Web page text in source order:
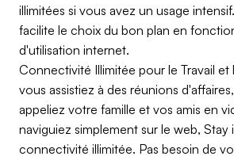
illimitées si vous avez un usage
facilite le choix du bon plan en
d'utilisation internet.
Connectivité Illimitée pour le Travail et
vous assistiez à des réunions
appeliez votre famille et vos amis en
naviguiez simplement sur le web,
connectivité illimitée. Pas besoin de